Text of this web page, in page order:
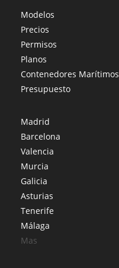
Modelos
Precios
Permisos
Planos
Contenedores Marítimos
Presupuesto
Madrid
Barcelona
Valencia
Murcia
Galicia
Asturias
Tenerife
Málaga
Mas